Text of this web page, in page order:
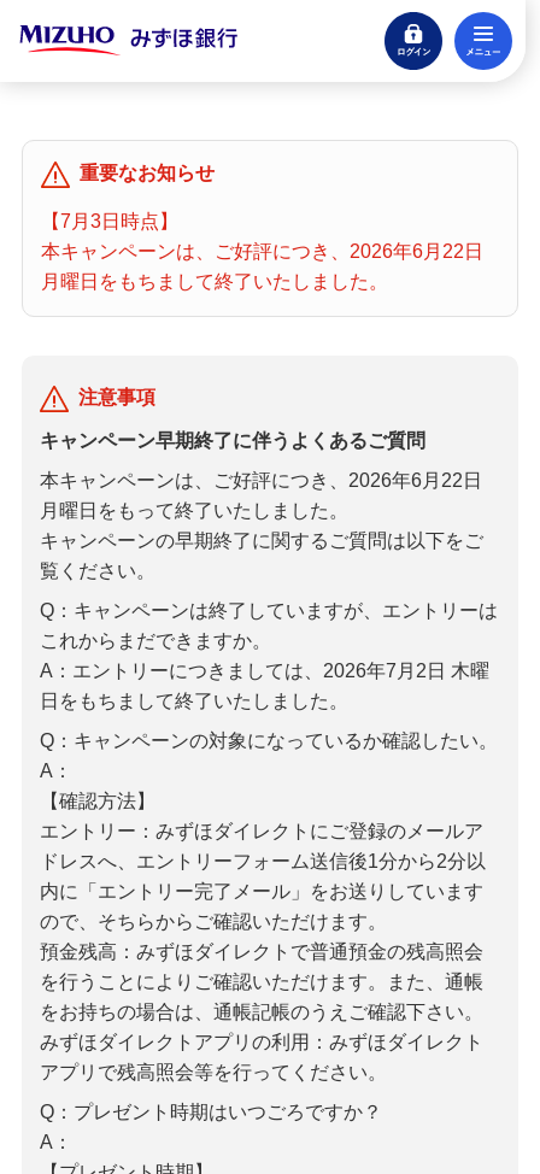
ログイン
閉じる
口座開設
来店不要・スマホで完結
支払う・つかう
クレジットカード・デビット
住宅ローン・カードローン
預金・NISA・資産運用
備える
相続・保険
学ぶ・考える
生涯学習
お客さまサポート
みずほ銀行について
重要なお知らせ
【7月3日時点】
本キャンペーンは、ご好評につき、2026年6月22日
月曜日をもちまして終了いたしました。
注意事項
キャンペーン早期終了に伴うよくあるご質問
本キャンペーンは、ご好評につき、2026年6月22日
月曜日をもって終了いたしました。
キャンペーンの早期終了に関するご質問は以下をご
覧ください。
Q：キャンペーンは終了していますが、エントリーは
これからまだできますか。
A：エントリーにつきましては、2026年7月2日 木曜
日をもちまして終了いたしました。
Q：キャンペーンの対象になっているか確認したい。
A：
【確認方法】
エントリー：みずほダイレクトにご登録のメールア
ドレスへ、エントリーフォーム送信後1分から2分以
内に「エントリー完了メール」をお送りしています
ので、そちらからご確認いただけます。
預金残高：みずほダイレクトで普通預金の残高照会
を行うことによりご確認いただけます。また、通帳
をお持ちの場合は、通帳記帳のうえご確認下さい。
みずほダイレクトアプリの利用：みずほダイレクト
アプリで残高照会等を行ってください。
Q：プレゼント時期はいつごろですか？
A：